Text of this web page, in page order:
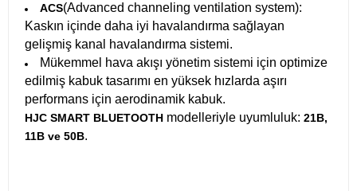
ACS(Advanced channeling ventilation system):
Kaskın içinde daha iyi havalandırma sağlayan
gelişmiş kanal havalandırma sistemi.
Mükemmel hava akışı yönetim sistemi için optimize
edilmiş kabuk tasarımı en yüksek hızlarda aşırı
performans için aerodinamik kabuk.
HJC SMART BLUETOOTH modelleriyle uyumluluk: 21B,
11B ve 50B.